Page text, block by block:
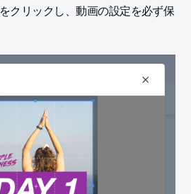
をクリックし、動画の設定を必ず保